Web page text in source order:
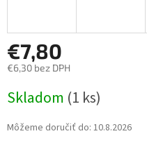
€7,80
€6,30 bez DPH
cena:
Skladom (1 ks)
Môžeme doručiť do: 10.8.2026